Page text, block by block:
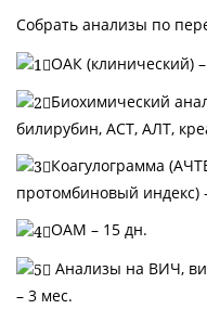
Собрать анализы по
ОАК (клинический)
Биохимический
билирубин, АСТ, АЛТ,
Коагулограмма
протомбиновый индекс)
ОАМ – 15 дн.
Анализы на ВИЧ,
– 3 мес.